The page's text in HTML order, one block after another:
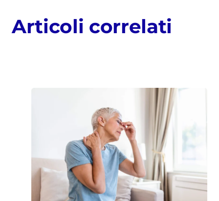
Articoli correlati